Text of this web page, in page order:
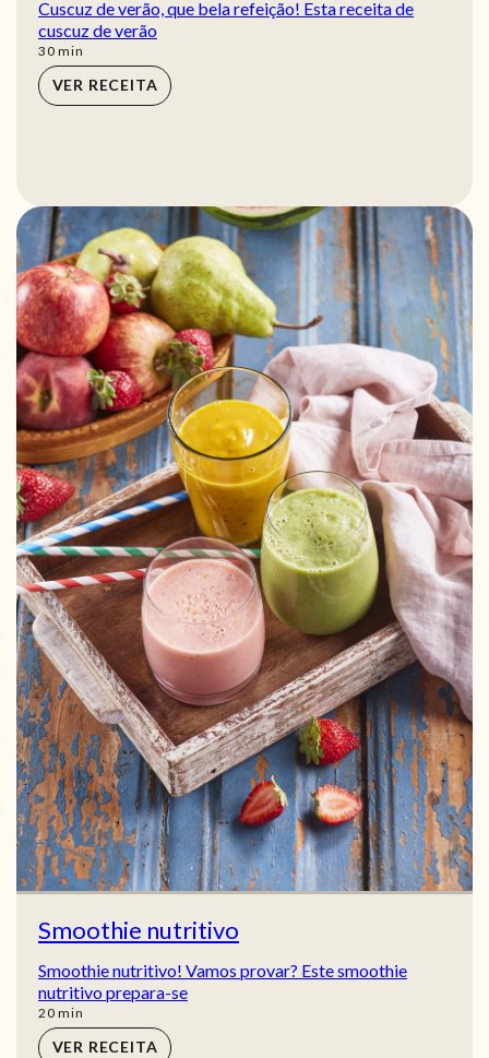
Cuscuz de verão, que bela refeição! Esta receita de
cuscuz de verão
30min
min
VER RECEITA
Smoothie nutritivo
Smoothie nutritivo! Vamos provar? Este smoothie
nutritivo prepara-se
20min
min
VER RECEITA